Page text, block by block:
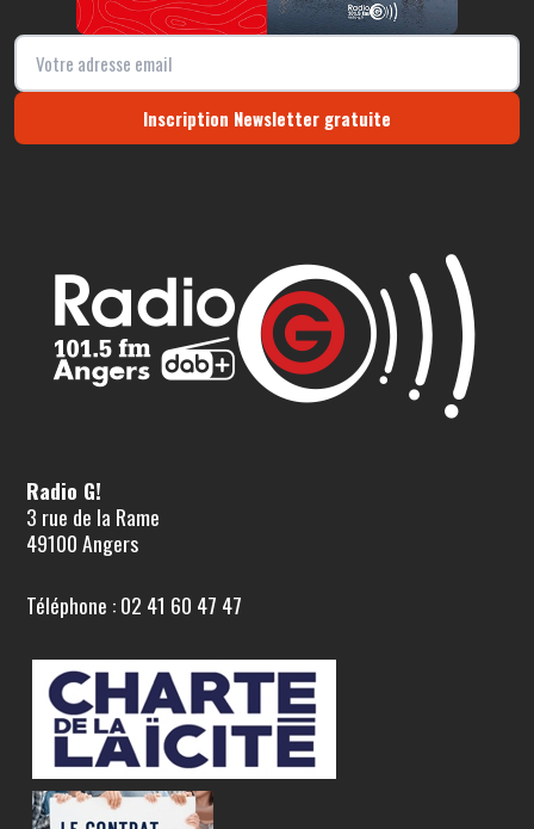
Inscription Newsletter gratuite
Radio G!
3 rue de la Rame
49100 Angers
Téléphone : 02 41 60 47 47